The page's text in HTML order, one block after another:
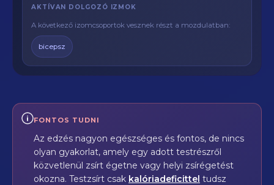
AKTÍVAN DOLGOZÓ IZMOK
A következő izomcsoportok vesznek részt a mozdulatban:
bicepsz
FONTOS TUDNI
Az edzés nagyon egészséges és fontos, de nincs
olyan gyakorlat, amely egy adott testrészről
közvetlenül zsírt égetne vagy helyi zsírégetést
okozna. Testzsírt csak kalóriadeficittel tudsz